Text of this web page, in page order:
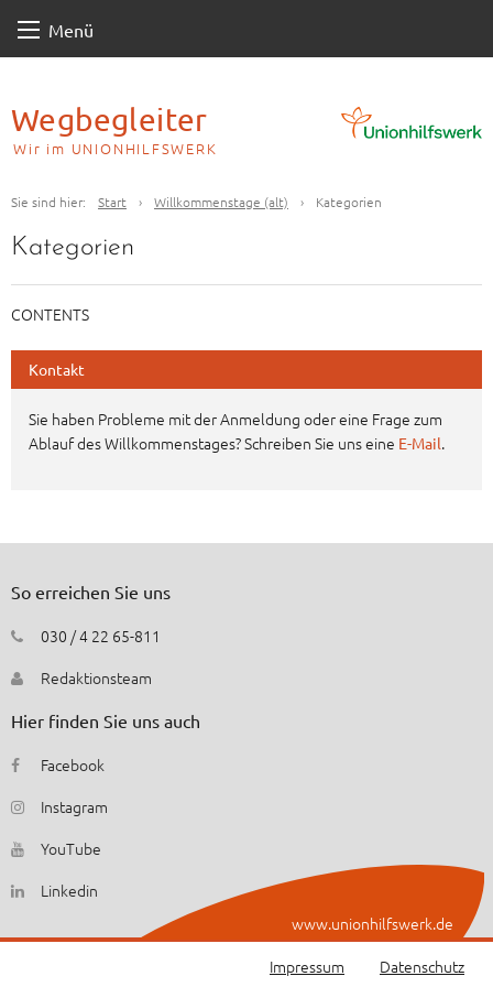
Menü
Wegbegleiter
Wir im UNIONHILFSWERK
Sie sind hier: Start › Willkommenstage (alt) › Kategorien
Kategorien
CONTENTS
Kontakt
Sie haben Probleme mit der Anmeldung oder eine Frage zum
Ablauf des Willkommenstages? Schreiben Sie uns eine E-Mail.
So erreichen Sie uns
030 / 4 22 65-811
Redaktionsteam
Hier finden Sie uns auch
Facebook
Instagram
YouTube
Linkedin
www.unionhilfswerk.de
Impressum
Datenschutz